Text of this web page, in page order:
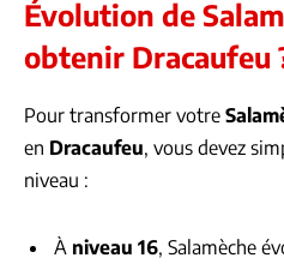
Évolution de
obtenir Dracaufeu
Pour transformer votre
en Dracaufeu, vous devez
niveau :
À niveau 16, Salamèche